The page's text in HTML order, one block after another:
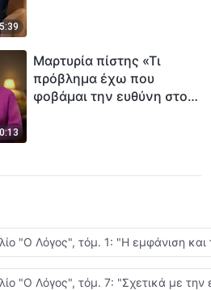
Μαρτυρία πίστης «Τι
πρόβλημα έχω που
φοβάμαι την ευθύνη στο
"Ο Λόγος", τόμ. 1: "Η εμφάνιση
"Ο Λόγος", τόμ. 7: "Σχετικά με την